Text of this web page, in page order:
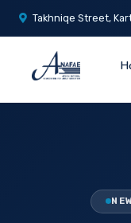
Takhniqe Street,